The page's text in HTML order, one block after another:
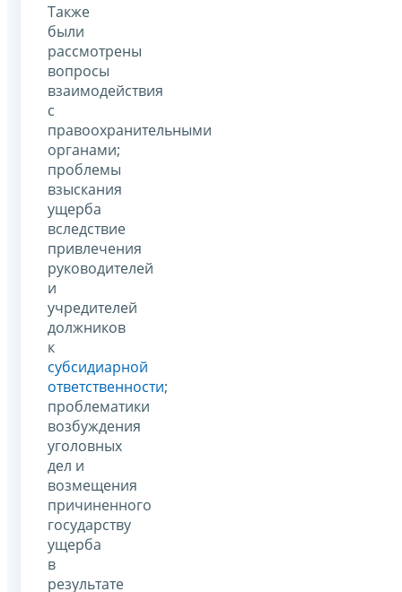
Также
были
рассмотрены
вопросы
взаимодействия
с
правоохранительными
органами;
проблемы
взыскания
ущерба
вследствие
привлечения
руководителей
и
учредителей
должников
к
субсидиарной
ответственности;
проблематики
возбуждения
уголовных
дел и
возмещения
причиненного
государству
ущерба
в
результате